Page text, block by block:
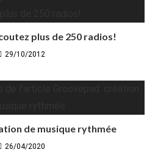
plus de 250 radios!
29/10/2012
de musique rythmée
26/04/2020